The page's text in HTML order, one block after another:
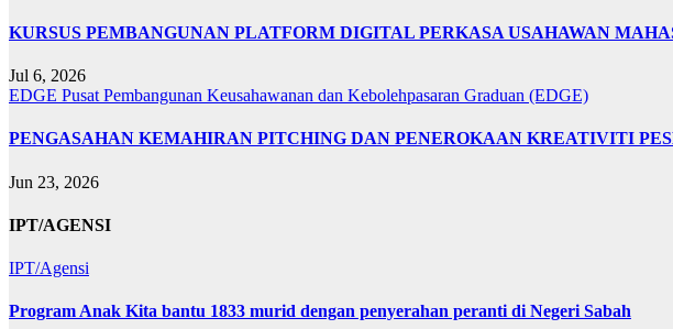
KURSUS PEMBANGUNAN PLATFORM DIGITAL PERKASA USAHAWAN
Jul 6, 2026
EDGE Pusat Pembangunan Keusahawanan dan Kebolehpasaran Graduan (EDGE)
PENGASAHAN KEMAHIRAN PITCHING DAN PENEROKAAN KREATIVITI
Jun 23, 2026
IPT/AGENSI
IPT/Agensi
Program Anak Kita bantu 1833 murid dengan penyerahan peranti di Negeri Sabah